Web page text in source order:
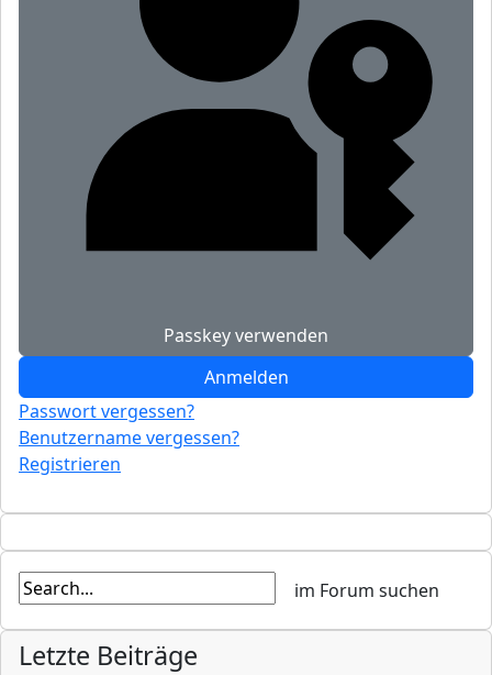
Passkey verwenden
Anmelden
Passwort vergessen?
Benutzername vergessen?
Registrieren
Letzte Beiträge